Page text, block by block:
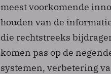
meest voorkomende
houden van de
die rechtstreeks
komen pas op de
systemen, verbetering